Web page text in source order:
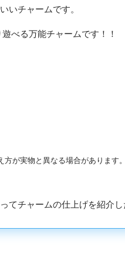
いチャームです。
べる万能チャームです！！
が実物と異なる場合があります。
てチャームの仕上げを紹介し